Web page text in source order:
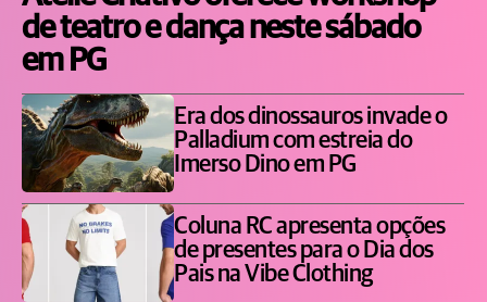
de teatro e dança neste sábado
em PG
Era dos dinossauros invade o
Palladium com estreia do
Imerso Dino em PG
Coluna RC apresenta opções
de presentes para o Dia dos
Pais na Vibe Clothing